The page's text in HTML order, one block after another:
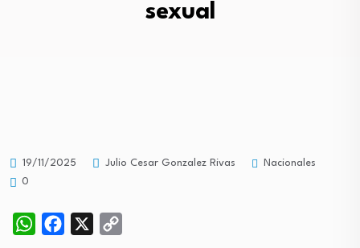
sexual
19/11/2025 Julio Cesar Gonzalez Rivas
Nacionales
0
WhatsAppFacebook